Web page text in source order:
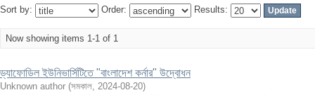
Sort by: Order: Results:
Now showing items 1-1 of 1
ড্যাফোডিল ইউনিভার্সিটিতে "বাংলাদেশ কর্নার" উদ্বোধন
Unknown author (সমকাল, 2024-08-20)